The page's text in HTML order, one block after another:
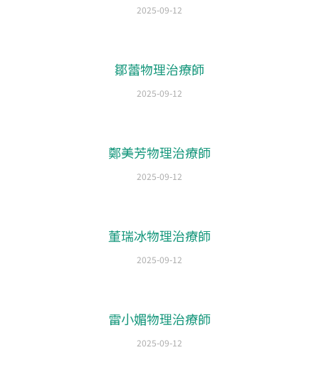
2025-09-12
鄒蕾物理治療師
2025-09-12
鄭美芳物理治療師
2025-09-12
董瑞冰物理治療師
2025-09-12
雷小媚物理治療師
2025-09-12